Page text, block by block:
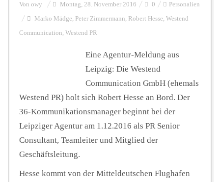
Von owy Montag, 28. November 2016 0 Personalien
Marko Mädge, Peter Zimmermann, Robert Hesse, Westend
Communication, Westend PR
Eine Agentur-Meldung aus
Leipzig: Die Westend
Communication GmbH (ehemals
Westend PR) holt sich Robert Hesse an Bord. Der
36-Kommunikationsmanager beginnt bei der
Leipziger Agentur am 1.12.2016 als PR Senior
Consultant, Teamleiter und Mitglied der
Geschäftsleitung.
Hesse kommt von der Mitteldeutschen Flughafen